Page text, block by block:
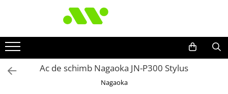
Ac de schimb Nagaoka JN-P300 Stylus
Nagaoka